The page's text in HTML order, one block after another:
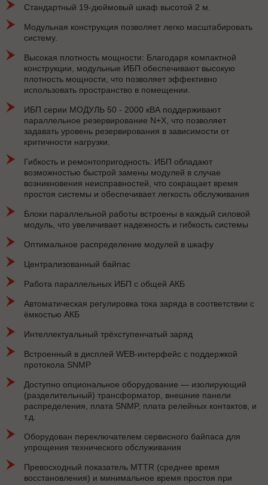
Стандартный 19-дюймовый шкаф высотой 2 м.
Модульная конструкция позволяет легко масштабировать
систему.
Высокая плотность мощности: Благодаря компактной
конструкции, модульные ИБП обеспечивают высокую
плотность мощности, что позволяет эффективно
использовать пространство в помещении.
ИБП серии МОДУЛЬ 50 - 2000 кВА поддерживают
параллельное резервирование N+X, что позволяет
задавать уровень резервирования в зависимости от
критичности нагрузки.
Гибкость и ремонтопригодность: ИБП обладают
возможностью быстрой замены модулей в случае
возникновения неисправностей, что сокращает время
простоя системы и обеспечивает легкость обслуживания
Блоки параллельной работы встроены в каждый силовой
модуль, что увеличивает надежность и гибкость системы
Оптимальное распределение модулей в шкафу
Централизованный байпас
Работа параллельных ИБП с общей АКБ
Автоматическая регулировка тока заряда в соответствии с
ёмкостью АКБ
Интеллектуальный трёхступенчатый заряд
Встроенный в дисплей WEB-интерфейс с поддержкой
протокола SNMP
Доступно опциональное оборудование — изолирующий
(разделительный) трансформатор, внешние панели
распределения, плата SNMP, плата релейных контактов, и
т.д.
Оборудован переключателем сервисного байпаса для
упрощения технического обслуживания
Превосходный показатель MTTR (среднее время
восстановления) и минимальное время простоя при